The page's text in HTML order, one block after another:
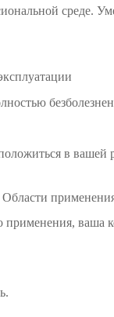
среде.
в вашей
применения, ваша